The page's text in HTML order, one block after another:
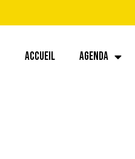
ACCUEIL AGENDA